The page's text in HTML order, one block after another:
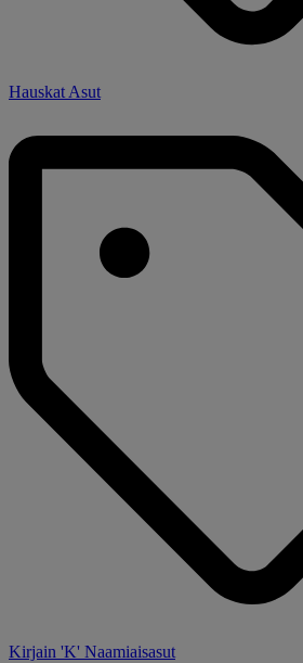
Hauskat Asut
Kirjain 'K' Naamiaisasut